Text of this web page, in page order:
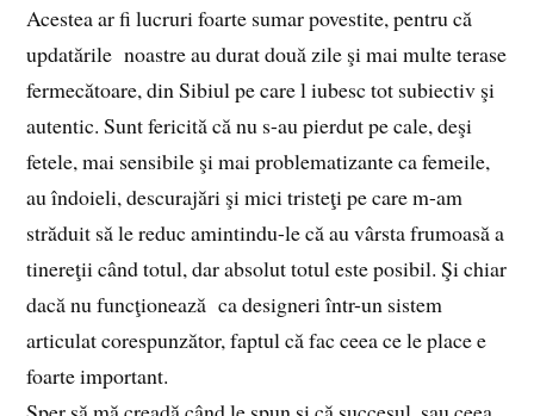
Acestea ar fi lucruri foarte sumar povestite, pentru că
updatările noastre au durat două zile şi mai multe terase
fermecătoare, din Sibiul pe care l iubesc tot subiectiv şi
autentic. Sunt fericită că nu s-au pierdut pe cale, deşi
fetele, mai sensibile şi mai problematizante ca femeile,
au îndoieli, descurajări şi mici tristeţi pe care m-am
străduit să le reduc amintindu-le că au vârsta frumoasă a
tinereţii când totul, dar absolut totul este posibil. Şi chiar
dacă nu funcţionează ca designeri într-un sistem
articulat corespunzător, faptul că fac ceea ce le place e
foarte important.